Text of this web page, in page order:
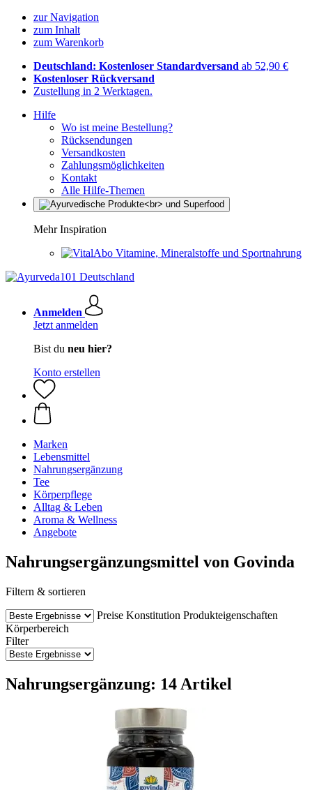
zur Navigation
zum Inhalt
zum Warenkorb
Deutschland: Kostenloser Standardversand ab 52,90 €
Kostenloser Rückversand
Zustellung in 2 Werktagen.
Hilfe
Wo ist meine Bestellung?
Rücksendungen
Versandkosten
Zahlungsmöglichkeiten
Kontakt
Alle Hilfe-Themen
Mehr Inspiration
Vitamine, Mineralstoffe und Sportnahrung
Anmelden
Jetzt anmelden
Bist du neu hier?
Konto erstellen
Marken
Lebensmittel
Nahrungsergänzung
Tee
Körperpflege
Alltag & Leben
Aroma & Wellness
Angebote
Nahrungsergänzungsmittel von Govinda
Filtern & sortieren
Preise Konstitution Produkteigenschaften
Körperbereich
Filter
Nahrungsergänzung: 14 Artikel